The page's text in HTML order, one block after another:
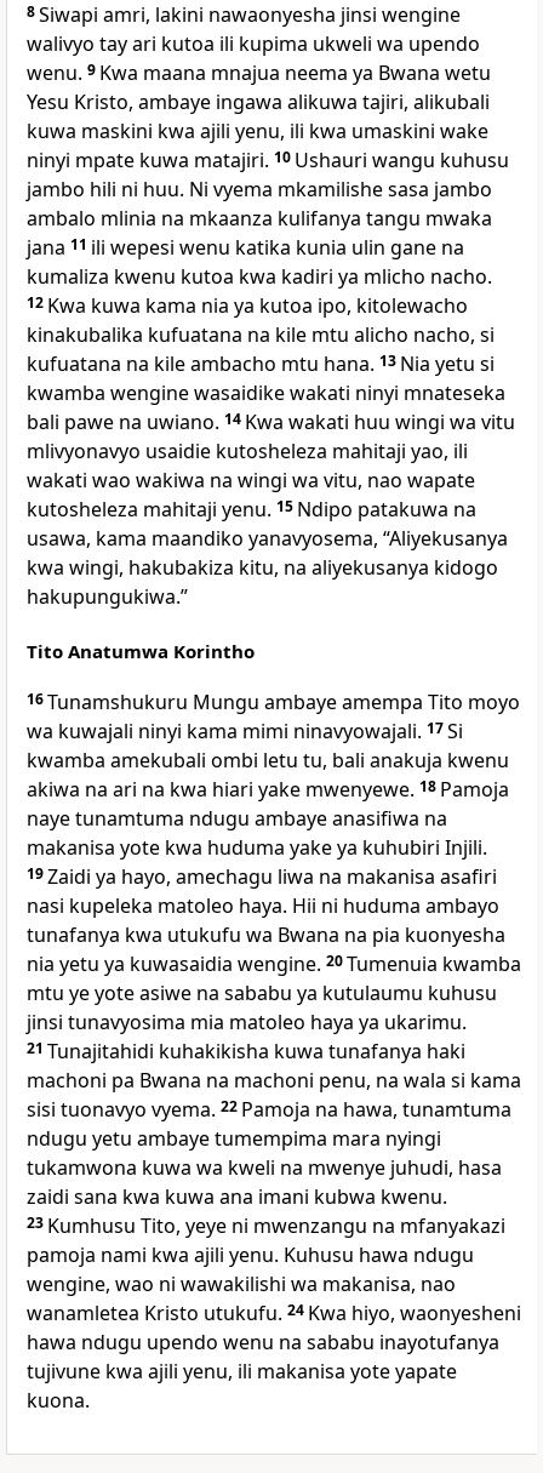
8Siwapi amri, lakini nawaonyesha jinsi wengine
walivyo tay ari kutoa ili kupima ukweli wa upendo
wenu. 9 Kwa maana mnajua neema ya Bwana wetu
Yesu Kristo, ambaye ingawa alikuwa tajiri, alikubali
kuwa maskini kwa ajili yenu, ili kwa umaskini wake
ninyi mpate kuwa matajiri. 10 Ushauri wangu kuhusu
jambo hili ni huu. Ni vyema mkamilishe sasa jambo
ambalo mlinia na mkaanza kulifanya tangu mwaka
jana 11 ili wepesi wenu katika kunia ulin gane na
kumaliza kwenu kutoa kwa kadiri ya mlicho nacho.
12 Kwa kuwa kama nia ya kutoa ipo, kitolewacho
kinakubalika kufuatana na kile mtu alicho nacho, si
kufuatana na kile ambacho mtu hana. 13 Nia yetu si
kwamba wengine wasaidike wakati ninyi mnateseka
bali pawe na uwiano. 14 Kwa wakati huu wingi wa vitu
mlivyonavyo usaidie kutosheleza mahitaji yao, ili
wakati wao wakiwa na wingi wa vitu, nao wapate
kutosheleza mahitaji yenu. 15 Ndipo patakuwa na
usawa, kama maandiko yanavyosema, “Aliyekusanya
kwa wingi, hakubakiza kitu, na aliyekusanya kidogo
hakupungukiwa.”
Tito Anatumwa Korintho
16Tunamshukuru Mungu ambaye amempa Tito moyo
wa kuwajali ninyi kama mimi ninavyowajali. 17Si
kwamba amekubali ombi letu tu, bali anakuja kwenu
akiwa na ari na kwa hiari yake mwenyewe. 18 Pamoja
naye tunamtuma ndugu ambaye anasifiwa na
makanisa yote kwa huduma yake ya kuhubiri Injili.
19Zaidi ya hayo, amechagu liwa na makanisa asafiri
nasi kupeleka matoleo haya. Hii ni huduma ambayo
tunafanya kwa utukufu wa Bwana na pia kuonyesha
nia yetu ya kuwasaidia wengine. 20Tumenuia kwamba
mtu ye yote asiwe na sababu ya kutulaumu kuhusu
jinsi tunavyosima mia matoleo haya ya ukarimu.
21 Tunajitahidi kuhakikisha kuwa tunafanya haki
machoni pa Bwana na machoni penu, na wala si kama
sisi tuonavyo vyema. 22 Pamoja na hawa, tunamtuma
ndugu yetu ambaye tumempima mara nyingi
tukamwona kuwa wa kweli na mwenye juhudi, hasa
zaidi sana kwa kuwa ana imani kubwa kwenu.
23 Kumhusu Tito, yeye ni mwenzangu na mfanyakazi
pamoja nami kwa ajili yenu. Kuhusu hawa ndugu
wengine, wao ni wawakilishi wa makanisa, nao
wanamletea Kristo utukufu. 24 Kwa hiyo, waonyesheni
hawa ndugu upendo wenu na sababu inayotufanya
tujivune kwa ajili yenu, ili makanisa yote yapate
kuona.